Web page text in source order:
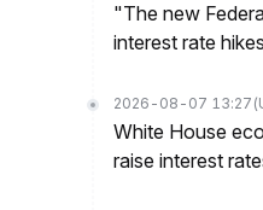
"The new
interest rate
2026-08-07 13:27
White House
raise interest